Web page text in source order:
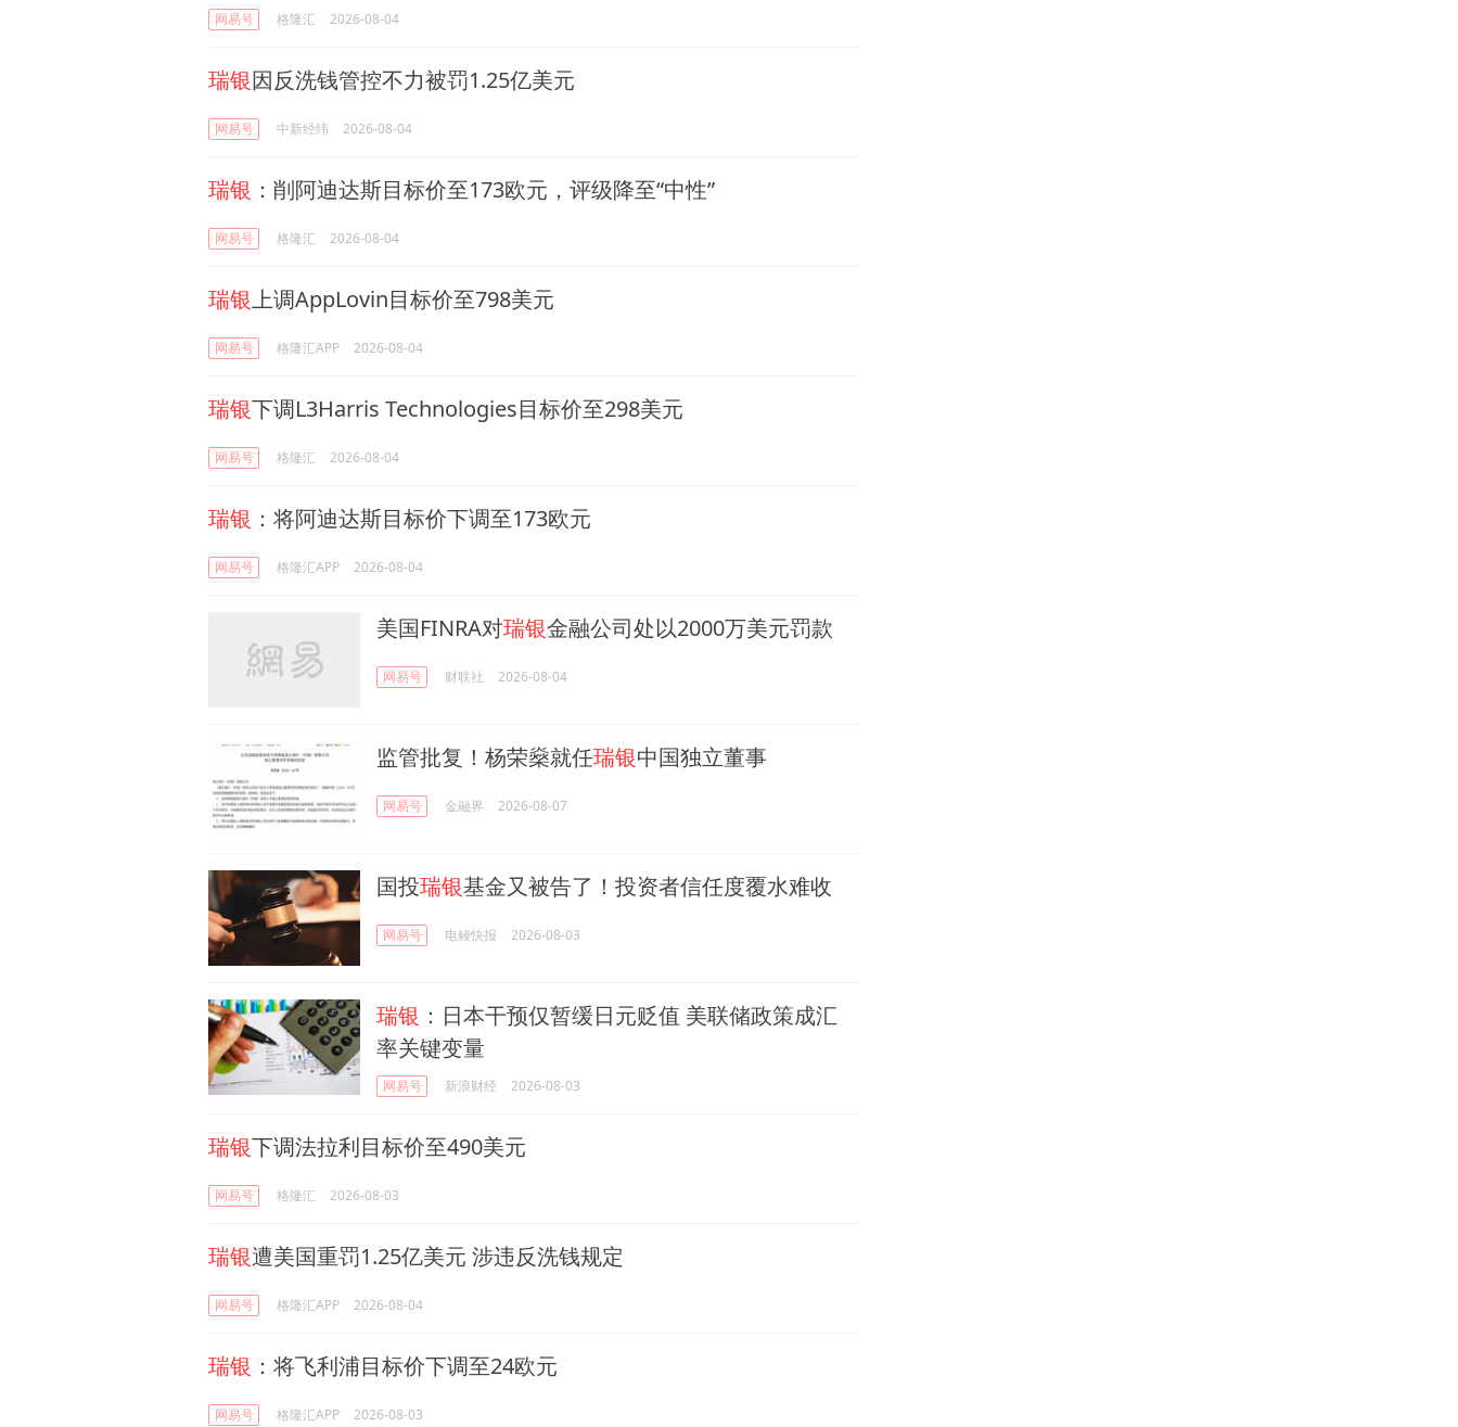
网易号 格隆汇 2026-08-04
瑞银因反洗钱管控不力被罚1.25亿美元
网易号 中新经纬 2026-08-04
瑞银 ：削阿迪达斯目标价至173欧元，评级降至“中性”
网易号 格隆汇 2026-08-04
瑞银上调AppLovin目标价至798美元
网易号 格隆汇APP 2026-08-04
瑞银下调L3Harris Technologies目标价至298美元
网易号 格隆汇 2026-08-04
瑞银 ：将阿迪达斯目标价下调至173欧元
网易号 格隆汇APP 2026-08-04
美国FINRA对瑞银金融公司处以2000万美元罚款
网易号 财联社 2026-08-04
监管批复！杨荣燊就任瑞银中国独立董事
网易号 金融界 2026-08-07
国投瑞银基金又被告了！投资者信任度覆水难收
网易号 电鳗快报 2026-08-03
瑞银 ：日本干预仅暂缓日元贬值 美联储政策成汇
率关键变量
网易号 新浪财经 2026-08-03
瑞银下调法拉利目标价至490美元
网易号 格隆汇 2026-08-03
瑞银遭美国重罚1.25亿美元 涉违反洗钱规定
网易号 格隆汇APP 2026-08-04
瑞银 ：将飞利浦目标价下调至24欧元
网易号 格隆汇APP 2026-08-03